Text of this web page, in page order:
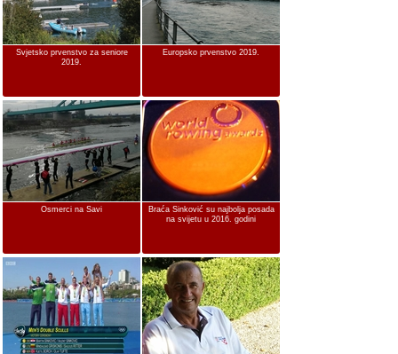
Svjetsko prvenstvo za seniore
2019.
Europsko prvenstvo 2019.
Osmerci na Savi
Braća Sinković su najbolja posada
na svijetu u 2016. godini